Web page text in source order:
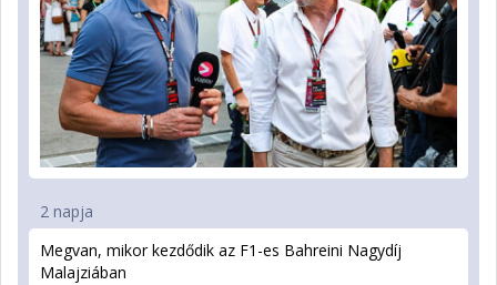
2 napja
Megvan, mikor kezdődik az F1-es Bahreini Nagydíj
Malajziában